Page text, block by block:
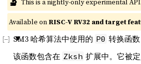
Available on RISC-V RV32 and target
SM3 哈希算法中使用的 P0 转换函数
该函数包含在 Zksh 扩展中。它被